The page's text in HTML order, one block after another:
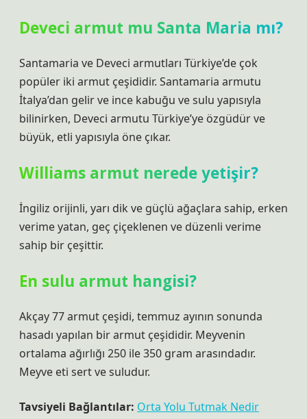
Deveci armut mu Santa Maria mı?
Santamaria ve Deveci armutları Türkiye’de çok
popüler iki armut çeşididir. Santamaria armutu
İtalya’dan gelir ve ince kabuğu ve sulu yapısıyla
bilinirken, Deveci armutu Türkiye’ye özgüdür ve
büyük, etli yapısıyla öne çıkar.
Williams armut nerede yetişir?
İngiliz orijinli, yarı dik ve güçlü ağaçlara sahip, erken
verime yatan, geç çiçeklenen ve düzenli verime
sahip bir çeşittir.
En sulu armut hangisi?
Akçay 77 armut çeşidi, temmuz ayının sonunda
hasadı yapılan bir armut çeşididir. Meyvenin
ortalama ağırlığı 250 ile 350 gram arasındadır.
Meyve eti sert ve suludur.
Tavsiyeli Bağlantılar: Orta Yolu Tutmak Nedir